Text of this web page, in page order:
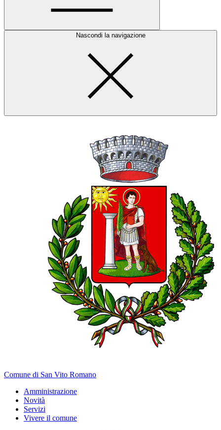
Nascondi la navigazione
Comune di San Vito Romano
Amministrazione
Novità
Servizi
Vivere il comune